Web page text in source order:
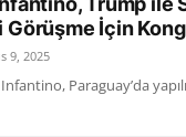
İçin
9, 2025
Paraguay’da